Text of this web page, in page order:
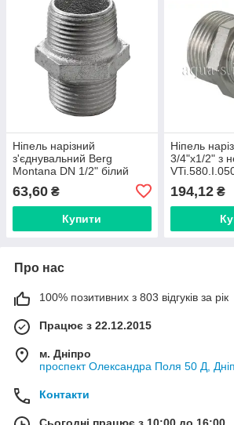
Ніпель нарізний
з'єднувальний Berg
Montana DN 1/2" білий
чавун (Іспанія) 28025003
63,60 ₴
Купити
Ніпель
3/4"x1/2" з
194,12₴
Про нас
100% позитивних з 803 відгуків за рік
Працює з 22.12.2015
м. Дніпро
проспект Олександра Поля 50 Д,
Контакти
Сьогодні працює з 10:00 до 16:00